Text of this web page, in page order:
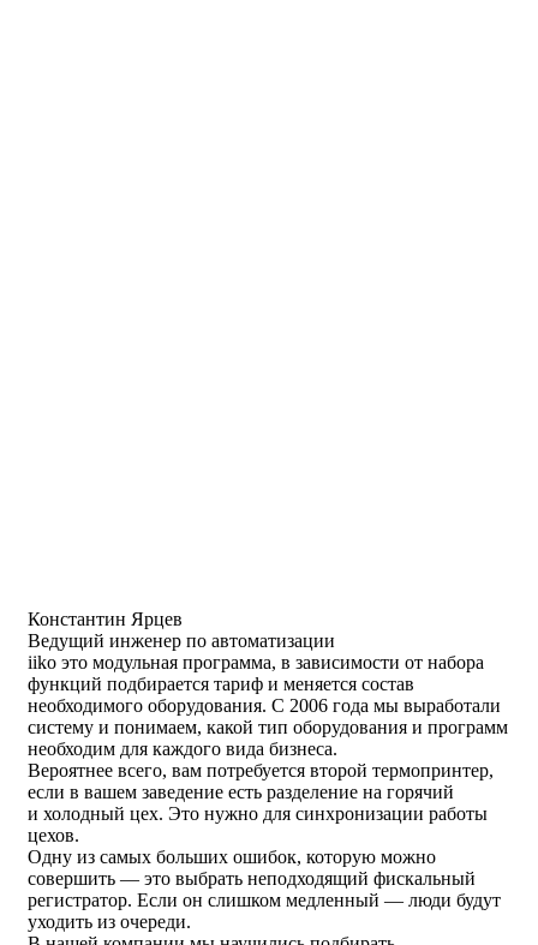
Константин Ярцев
Ведущий инженер по автоматизации
iiko это модульная программа, в зависимости от набора
функций подбирается тариф и меняется состав
необходимого оборудования. С 2006 года мы выработали
систему и понимаем, какой тип оборудования и программ
необходим для каждого вида бизнеса.
Вероятнее всего, вам потребуется второй термопринтер,
если в вашем заведение есть разделение на горячий
и холодный цех. Это нужно для синхронизации работы
цехов.
Одну из самых больших ошибок, которую можно
совершить — это выбрать неподходящий фискальный
регистратор. Если он слишком медленный — люди будут
уходить из очереди.